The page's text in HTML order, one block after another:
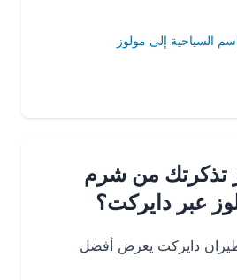
إلى مولوز
من شرم
دايركت؟
يعرض أفضل